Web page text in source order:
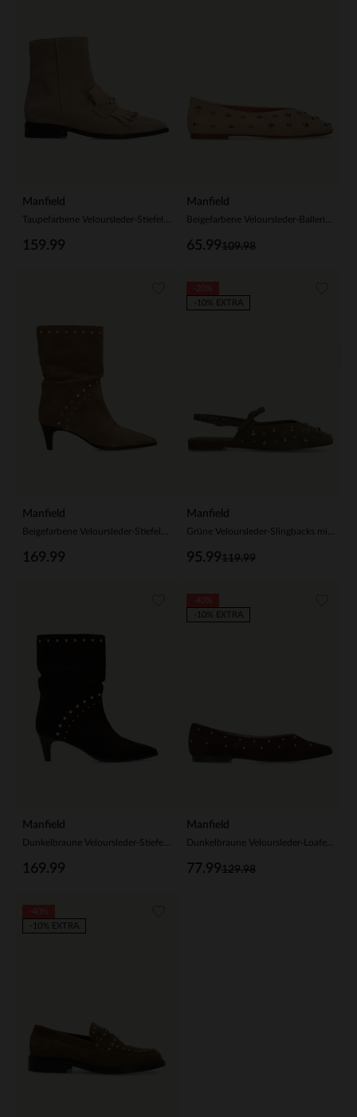
Manfield
159.99
Manfield
109.98
65.99
Manfield
169.99
Manfield
119.99
95.99
-10% EXTRA
Manfield
169.99
Manfield
129.98
77.99
-10% EXTRA
-10% EXTRA